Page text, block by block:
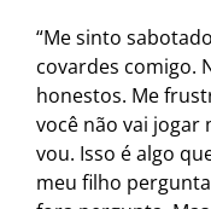
“Me sinto
covardes comigo.
honestos. Me
você não vai jogar
vou. Isso é algo
meu filho